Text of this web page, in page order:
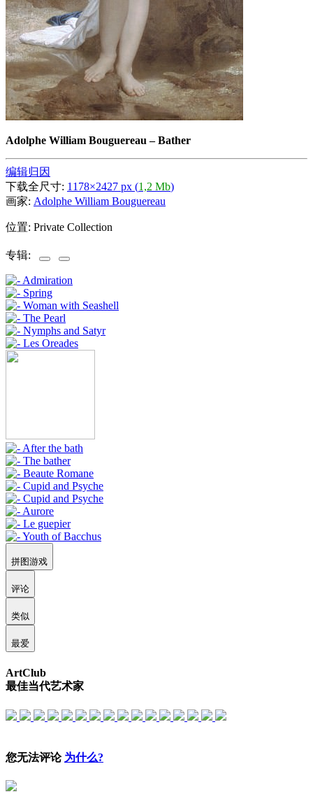
Adolphe William Bouguereau –Bather
编辑归因
下载全尺寸: 1178×2427 px (1,2 Mb)
画家: Adolphe William Bouguereau
位置: Private Collection
专辑:
拼图游戏
评论
类似
最爱
ArtClub
最佳当代艺术家
您无法评论 为什么?